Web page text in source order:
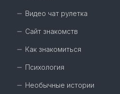
Видео чат рулетка
Сайт знакомств
Как знакомиться
Психология
Необычные истории